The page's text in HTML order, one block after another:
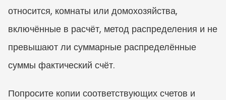
относится, комнаты или домохозяйства,
включённые в расчёт, метод распределения и не
превышают ли суммарные распределённые
суммы фактический счёт.
Попросите копии соответствующих счетов и